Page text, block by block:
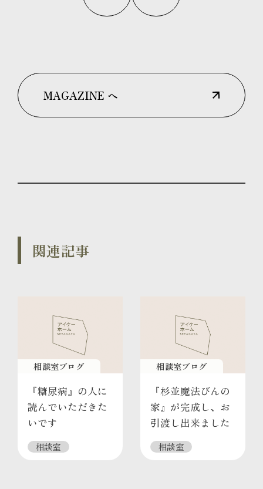
MAGAZINE へ
関連記事
相談室ブログ
『糖尿病』の人に
読んでいただきた
いです
相談室
相談室ブログ
『杉並魔法びんの
家』が完成し、お
引渡し出来ました
相談室